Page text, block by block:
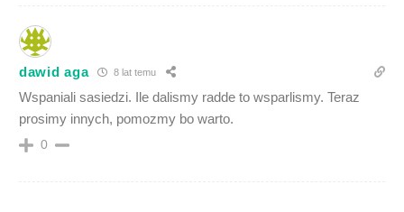
dawid aga 8 lat temu
Wspaniali sasiedzi. Ile dalismy radde to wsparlismy. Teraz
prosimy innych, pomozmy bo warto.
0